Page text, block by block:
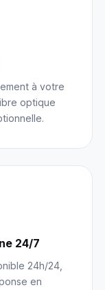
à votre
optique
24/7
24h/24,
en